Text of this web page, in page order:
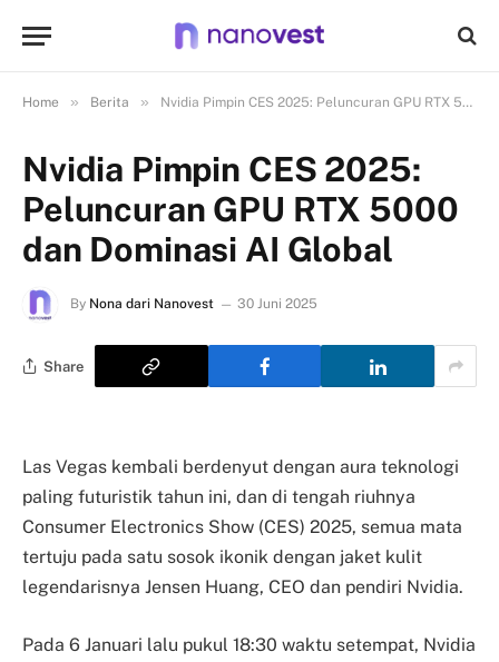
Home » Berita » Nvidia Pimpin CES 2025: Peluncuran GPU RTX 5000 dan Dominasi AI Global
Nvidia Pimpin CES 2025:
Peluncuran GPU RTX 5000
dan Dominasi AI Global
By Nona dari Nanovest 30 Juni 2025
Share
Las Vegas kembali berdenyut dengan aura teknologi
paling futuristik tahun ini, dan di tengah riuhnya
Consumer Electronics Show (CES) 2025, semua mata
tertuju pada satu sosok ikonik dengan jaket kulit
legendarisnya Jensen Huang, CEO dan pendiri Nvidia.
Pada 6 Januari lalu pukul 18:30 waktu setempat, Nvidia